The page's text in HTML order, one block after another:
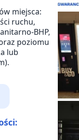
miejsca:
ruchu,
BHP,
poziomu
lub